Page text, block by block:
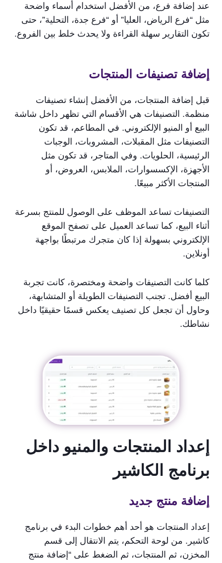
عند إضافة فرع، من الأفضل استخدام أسماء واضحة
مثل “فرع الرياض، العليا” أو “فرع جدة، التحلية”، حتى
تكون التقارير سهلة القراءة ولا يحدث خلط بين الفروع.
إضافة تصنيفات المنتجات
قبل إضافة المنتجات، من الأفضل إنشاء تصنيفات
منظمة. التصنيفات هي الأقسام التي تظهر داخل شاشة
البيع أو المنيو الإلكتروني. في المطاعم، قد تكون
التصنيفات مثل المقبلات، المشروبات، الوجبات
الرئيسية، الحلويات. وفي المتاجر، قد تكون مثل
الأجهزة، الإكسسوارات، الملابس، العروض، أو
المنتجات الأكثر مبيعًا.
التصنيفات تساعد الموظف على الوصول للمنتج بسرعة
أثناء البيع، كما تساعد العميل على تصفح الموقع
الإلكتروني بسهولة إذا كان متجرك مرتبطًا بواجهة
أونلاين.
كلما كانت التصنيفات واضحة ومختصرة، كانت تجربة
البيع أفضل. تجنب التصنيفات الطويلة أو المتشابهة،
وحاول أن تجعل كل تصنيف يعكس قسمًا حقيقيًا داخل
نشاطك.
إعداد المنتجات والمنيو داخل
برنامج الكاشير
إضافة منتج جديد
إعداد المنتجات هو أحد أهم خطوات البدء في برنامج
كاشير. من لوحة التحكم، يتم الانتقال إلى قسم
المخزن، ثم المنتجات، ثم الضغط على “إضافة منتج